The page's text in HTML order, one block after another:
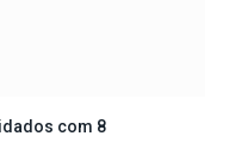
com 8